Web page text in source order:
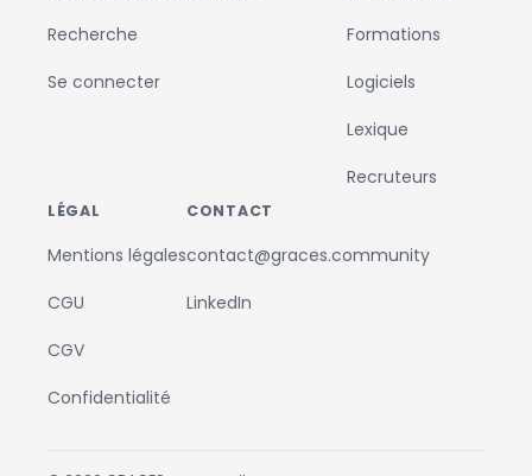
Recherche
Se connecter
Formations
Logiciels
Lexique
Recruteurs
LÉGAL
Mentions légales
CGU
CGV
Confidentialité
CONTACT
contact@graces.community
LinkedIn